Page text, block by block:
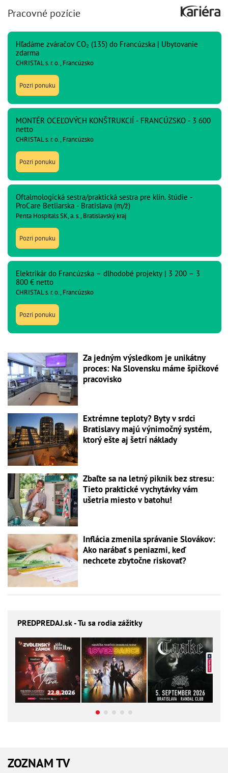
Pracovné pozície
Hľadáme zváračov CO₂ (135) do Francúzska | Ubytovanie
zdarma
CHRISTAL s. r. o., Francúzsko
Pozri ponuku
MONTÉR OCEĽOVÝCH KONŠTRUKCIÍ - FRANCÚZSKO - 3 600
netto
CHRISTAL s. r. o., Francúzsko
Pozri ponuku
Oftalmologická sestra/praktická sestra pre klin. štúdie -
ProCare Betliarska - Bratislava (m/ž)
Penta Hospitals SK, a. s., Bratislavský kraj
Pozri ponuku
Elektrikár do Francúzska – dlhodobé projekty | 3 200 – 3
800 € netto
CHRISTAL s. r. o., Francúzsko
Pozri ponuku
Za jedným výsledkom je unikátny
proces: Na Slovensku máme špičkové
pracovisko
Extrémne teploty? Byty v srdci
Bratislavy majú výnimočný systém,
ktorý ešte aj šetrí náklady
Zbaľte sa na letný piknik bez stresu:
Tieto praktické vychytávky vám
ušetria miesto v batohu!
Inflácia zmenila správanie Slovákov:
Ako narábať s peniazmi, keď
nechcete zbytočne riskovať?
PREDPREDAJ.sk - Tu sa rodia zážitky
ZOZNAM TV